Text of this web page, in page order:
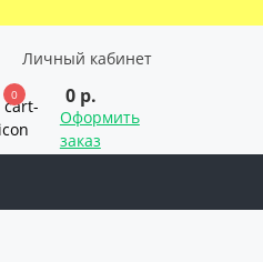
Личный кабинет
0 0 р.
Оформить
заказ